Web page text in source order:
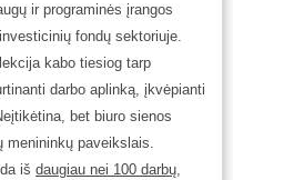
ir programinės įrangos
fondų sektoriuje.
kabo tiesiog tarp
darbo aplinką, įkvėpianti
bet biuro sienos
menininkų paveikslais.
iš daugiau nei 100 darbų,